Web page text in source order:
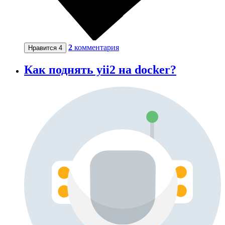
Нравится 4 2 комментария
Как поднять yii2 на docker?